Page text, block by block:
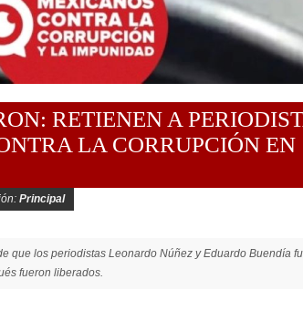
RETIENEN A
LA CORRUPCIÓN EN
Principal
que los periodistas Leonardo Núñez y Eduardo Buendía
fueron liberados.